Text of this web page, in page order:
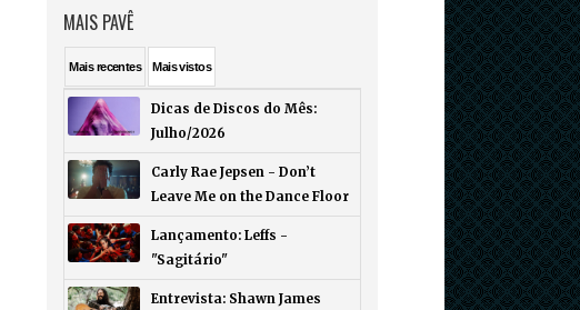
MAIS PAVÊ
Maisrecentes Maisvistos
Dicas de Discos do Mês:
Julho/2026
Carly Rae Jepsen - Don’t
Leave Me on the Dance Floor
Lançamento: Leffs -
"Sagitário"
Entrevista: Shawn James